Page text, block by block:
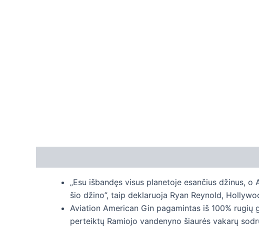
„Esu išbandęs visus planetoje esančius džinus,
šio džino”, taip deklaruoja Ryan Reynold,
Aviation American Gin pagamintas iš 100%
perteiktų Ramiojo vandenyno šiaurės vakarų